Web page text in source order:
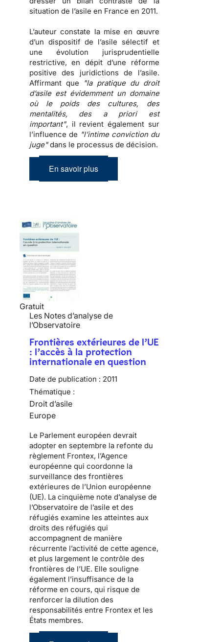
situation de l’asile en France en 2011.
L’auteur constate la mise en œuvre
d’un dispositif de l’asile sélectif et
une évolution jurisprudentielle
restrictive, en dépit d’une réforme
positive des juridictions de l’asile.
Affirmant que
"la pratique du droit
d’asile est évidemment un domaine
où le poids des cultures, des
mentalités, des a priori est
important", il revient également sur
l’influence de "l’intime conviction du
juge"dans le processus de décision.
En savoir plus
Gratuit
Les Notes d’analyse de
l’Observatoire
Frontières extérieures de l’UE
: l’accès à la protection
internationale en question
Date de publication : 2011
Thématique :
Droit d’asile
Europe
Le Parlement européen devrait
adopter en septembre la refonte du
règlement Frontex, l’Agence
européenne qui coordonne la
surveillance des frontières
extérieures de l’Union européenne
(UE). La cinquième note d’analyse de
l’Observatoire de l’asile et des
réfugiés examine les atteintes aux
droits des réfugiés qui
accompagnent de manière
récurrente l’activité de cette agence,
et plus largement le contrôle des
frontières de l’UE. Elle souligne
également l’insuffisance de la
réforme en cours, qui risque de
renforcer la dilution des
responsabilités entre Frontex et les
États membres.